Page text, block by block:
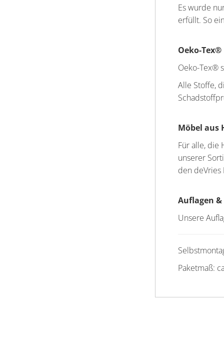
Es wurde
erfüllt. So
Oeko-Tex®
Oeko-Tex®
Alle Stoffe,
Möbel aus
Für alle, die
unserer
den
Auflagen &
Unsere
Paketmaß: